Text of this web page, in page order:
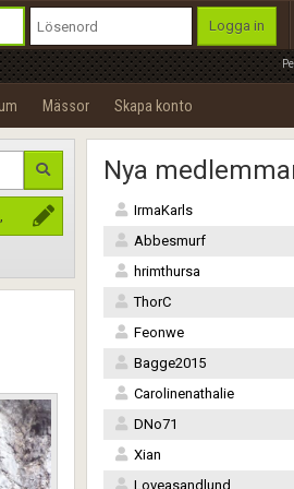
Logga in
Mässor Skapa konto
Nya
IrmaKarls
Abbesmurf
hrimthursa
ThorC
Feonwe
Bagge2015
Carolinenathalie
DNo71
Xian
Loveasandlund